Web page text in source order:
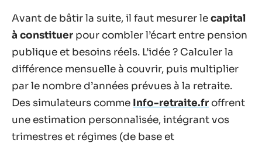
Avant de bâtir la suite, il faut mesurer lecapital
à constituer pour combler l’écart entre pension
publique et besoins réels. L’idée ? Calculer la
différence mensuelle à couvrir, puis multiplier
par le nombre d’années prévues à la retraite.
Des simulateurs comme Info-retraite.fr offrent
une estimation personnalisée, intégrant vos
trimestres et régimes (de base et